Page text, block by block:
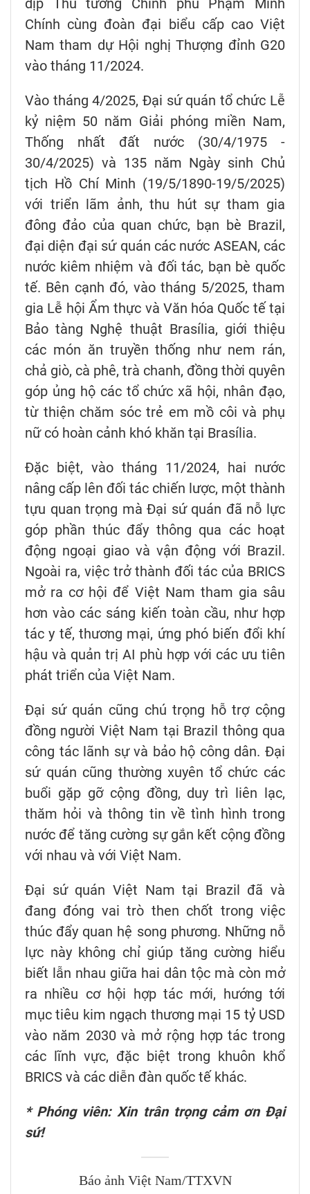
Chính cùng đoàn đại biểu cấp cao Việt
Nam tham dự Hội nghị Thượng đỉnh G20
vào tháng 11/2024.
Vào tháng 4/2025, Đại sứ quán tổ chức Lễ
kỷ niệm 50 năm Giải phóng miền Nam,
Thống nhất đất nước (30/4/1975 -
30/4/2025) và 135 năm Ngày sinh Chủ
tịch Hồ Chí Minh (19/5/1890-19/5/2025)
với triển lãm ảnh, thu hút sự tham gia
đông đảo của quan chức, bạn bè Brazil,
đại diện đại sứ quán các nước ASEAN, các
nước kiêm nhiệm và đối tác, bạn bè quốc
tế. Bên cạnh đó, vào tháng 5/2025, tham
gia Lễ hội Ẩm thực và Văn hóa Quốc tế tại
Bảo tàng Nghệ thuật Brasília, giới thiệu
các món ăn truyền thống như nem rán,
chả giò, cà phê, trà chanh, đồng thời quyên
góp ủng hộ các tổ chức xã hội, nhân đạo,
từ thiện chăm sóc trẻ em mồ côi và phụ
nữ có hoàn cảnh khó khăn tại Brasília.
Đặc biệt, vào tháng 11/2024, hai nước
nâng cấp lên đối tác chiến lược, một thành
tựu quan trọng mà Đại sứ quán đã nỗ lực
góp phần thúc đẩy thông qua các hoạt
động ngoại giao và vận động với Brazil.
Ngoài ra, việc trở thành đối tác của BRICS
mở ra cơ hội để Việt Nam tham gia sâu
hơn vào các sáng kiến toàn cầu, như hợp
tác y tế, thương mại, ứng phó biến đổi khí
hậu và quản trị AI phù hợp với các ưu tiên
phát triển của Việt Nam.
Đại sứ quán cũng chú trọng hỗ trợ cộng
đồng người Việt Nam tại Brazil thông qua
công tác lãnh sự và bảo hộ công dân. Đại
sứ quán cũng thường xuyên tổ chức các
buổi gặp gỡ cộng đồng, duy trì liên lạc,
thăm hỏi và thông tin về tình hình trong
nước để tăng cường sự gắn kết cộng đồng
với nhau và với Việt Nam.
Đại sứ quán Việt Nam tại Brazil đã và
đang đóng vai trò then chốt trong việc
thúc đẩy quan hệ song phương. Những nỗ
lực này không chỉ giúp tăng cường hiểu
biết lẫn nhau giữa hai dân tộc mà còn mở
ra nhiều cơ hội hợp tác mới, hướng tới
mục tiêu kim ngạch thương mại 15 tỷ USD
vào năm 2030 và mở rộng hợp tác trong
các lĩnh vực, đặc biệt trong khuôn khổ
BRICS và các diễn đàn quốc tế khác.
* Phóng viên: Xin trân trọng cảm ơn Đại
sứ!
Báo ảnh Việt Nam/TTXVN